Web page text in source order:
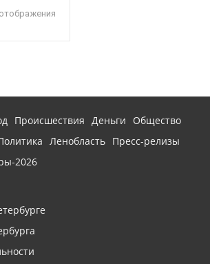
Происшествия Деньги
Общество
Ленобласть Пресс-релизы
2026